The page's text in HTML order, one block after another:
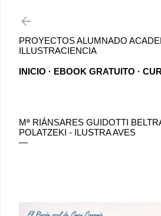
PROYECTOS ALUMNADO
ILLUSTRACIENCIA
INICIO EBOOK GRATUITO
Mª RIÁNSARES GUIDOTTI
POLATZEKI - ILUSTRA AVES